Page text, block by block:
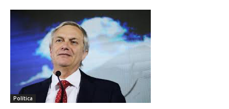
Política